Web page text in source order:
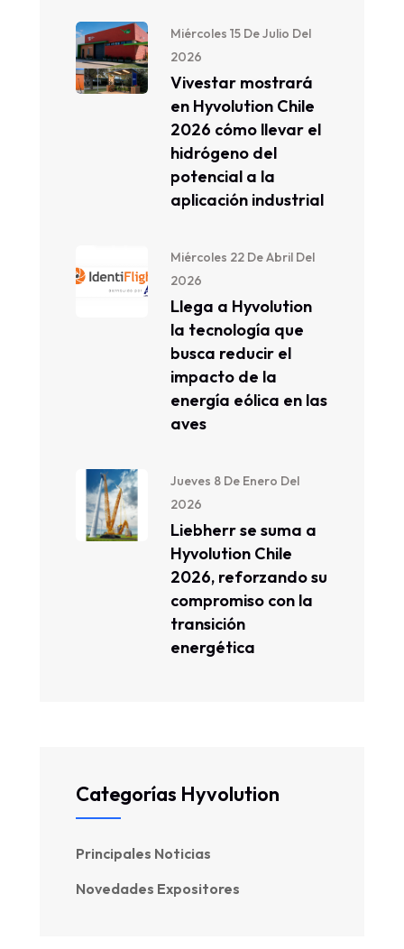
Miércoles 15 De Julio Del
2026
Vivestar mostrará
en Hyvolution Chile
2026 cómo llevar el
hidrógeno del
potencial a la
aplicación industrial
Miércoles 22 De Abril Del
2026
Llega a Hyvolution
la tecnología que
busca reducir el
impacto de la
energía eólica en las
aves
Jueves 8 De Enero Del
2026
Liebherr se suma a
Hyvolution Chile
2026, reforzando su
compromiso con la
transición
energética
Categorías Hyvolution
Principales Noticias
Novedades Expositores